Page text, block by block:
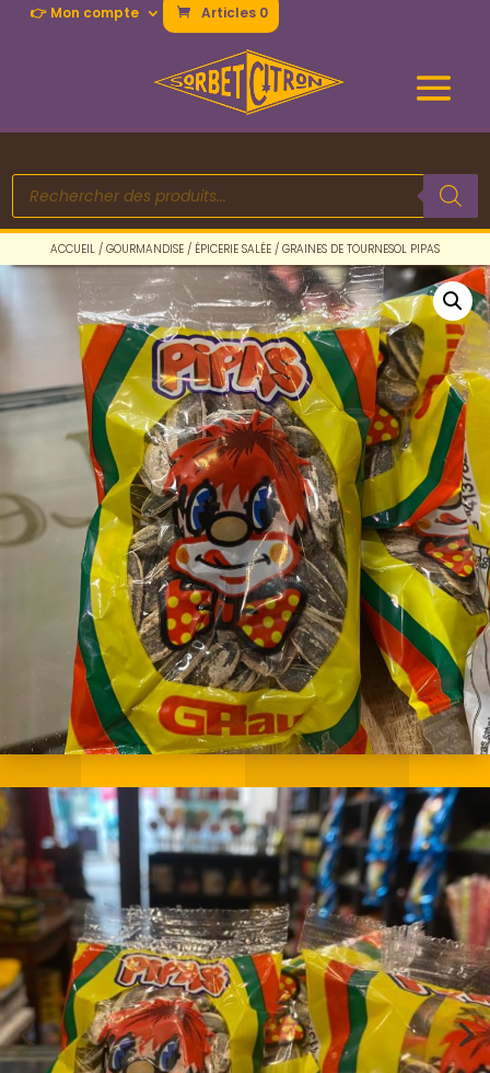
👉 Mon compte Articles 0
Recherche
de
produits
ACCUEIL / GOURMANDISE / ÉPICERIE SALÉE / GRAINES DE TOURNESOL PIPAS